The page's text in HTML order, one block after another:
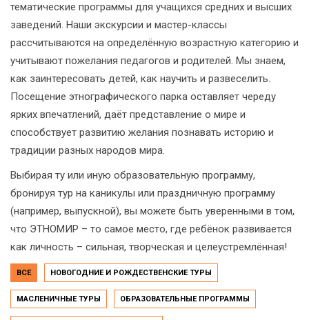
тематические программы для учащихся средних и высших
заведений. Наши экскурсии и мастер-классы
рассчитываются на определённую возрастную категорию и
учитывают пожелания педагогов и родителей. Мы знаем,
как заинтересовать детей, как научить и развеселить.
Посещение этнографического парка оставляет череду
ярких впечатлений, даёт представление о мире и
способствует развитию желания познавать историю и
традиции разных народов мира.
Выбирая ту или иную образовательную программу,
бронируя тур на каникулы или праздничную программу
(например, выпускной), вы можете быть уверенными в том,
что ЭТНОМИР – то самое место, где ребёнок развивается
как личность – сильная, творческая и целеустремлённая!
ВСЕ НОВОГОДНИЕ И РОЖДЕСТВЕНСКИЕ ТУРЫ
МАСЛЕНИЧНЫЕ ТУРЫ ОБРАЗОВАТЕЛЬНЫЕ ПРОГРАММЫ